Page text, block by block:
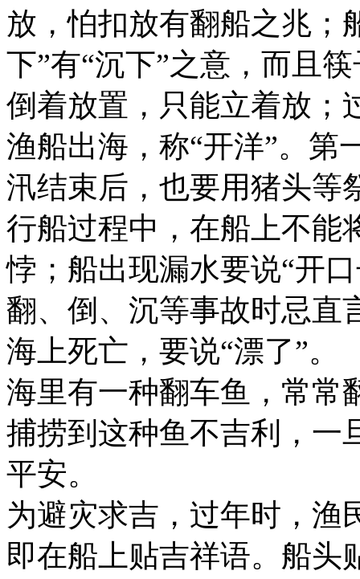
放，怕扣放有翻船之兆；
下”有“沉下”之意，而且
倒着放置，只能立着放；
渔船出海，称“开洋”。第
汛结束后，也要用猪头等
行船过程中，在船上不能
悖；船出现漏水要说“开
翻、倒、沉等事故时忌直
海上死亡，要说“漂了”。
海里有一种翻车鱼，常常
捕捞到这种鱼不吉利，一
平安。
为避灾求吉，过年时，渔
即在船上贴吉祥语。船头